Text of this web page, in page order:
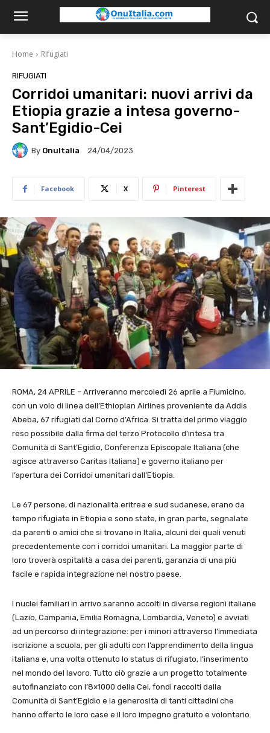
Home Rifugiati
RIFUGIATI
Corridoi umanitari: nuovi arrivi da
Etiopia grazie a intesa governo-
Sant’Egidio-Cei
By OnuItalia 24/04/2023
Facebook X Pinterest
ROMA, 24 APRILE – Arriveranno mercoledì 26 aprile a Fiumicino,
con un volo di linea dell’Ethiopian Airlines proveniente da Addis
Abeba, 67 rifugiati dal Corno d’Africa. Si tratta del primo viaggio
reso possibile dalla firma del terzo Protocollo d’intesa tra
Comunità di Sant’Egidio, Conferenza Episcopale Italiana (che
agisce attraverso Caritas Italiana) e governo italiano per
l’apertura dei Corridoi umanitari dall’Etiopia.
Le 67 persone, di nazionalità eritrea e sud sudanese, erano da
tempo rifugiate in Etiopia e sono state, in gran parte, segnalate
da parenti o amici che si trovano in Italia, alcuni dei quali venuti
precedentemente con i corridoi umanitari. La maggior parte di
loro troverà ospitalità a casa dei parenti, garanzia di una più
facile e rapida integrazione nel nostro paese.
I nuclei familiari in arrivo saranno accolti in diverse regioni italiane
(Lazio, Campania, Emilia Romagna, Lombardia, Veneto) e avviati
ad un percorso di integrazione: per i minori attraverso l’immediata
iscrizione a scuola, per gli adulti con l’apprendimento della lingua
italiana e, una volta ottenuto lo status di rifugiato, l’inserimento
nel mondo del lavoro. Tutto ciò grazie a un progetto totalmente
autofinanziato con l’8×1000 della Cei, fondi raccolti dalla
Comunità di Sant’Egidio e la generosità di tanti cittadini che
hanno offerto le loro case e il loro impegno gratuito e volontario.